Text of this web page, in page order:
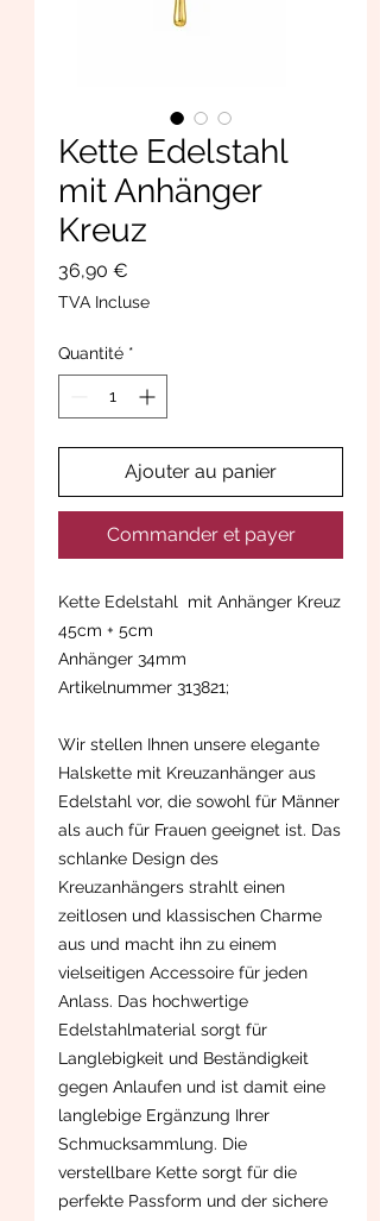
Kette Edelstahl
mit Anhänger
Kreuz
36,90 €
TVA Incluse
Quantité *
Ajouter au panier
Commander et payer
Kette Edelstahl mit Anhänger Kreuz
45cm + 5cm
Anhänger 34mm
Artikelnummer 313821;
Wir stellen Ihnen unsere elegante
Halskette mit Kreuzanhänger aus
Edelstahl vor, die sowohl für Männer
als auch für Frauen geeignet ist. Das
schlanke Design des
Kreuzanhängers strahlt einen
zeitlosen und klassischen Charme
aus und macht ihn zu einem
vielseitigen Accessoire für jeden
Anlass. Das hochwertige
Edelstahlmaterial sorgt für
Langlebigkeit und Beständigkeit
gegen Anlaufen und ist damit eine
langlebige Ergänzung Ihrer
Schmucksammlung. Die
verstellbare Kette sorgt für die
perfekte Passform und der sichere